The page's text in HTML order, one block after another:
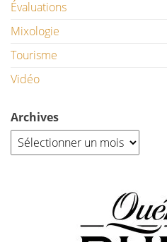
Évaluations
Mixologie
Tourisme
Vidéo
Archives